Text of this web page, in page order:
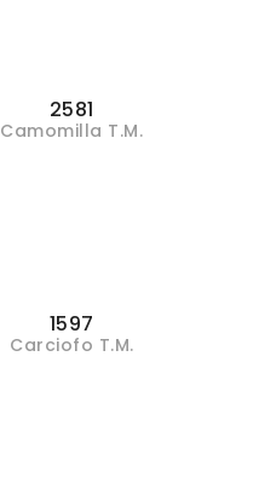
2581
Camomilla T.M.
1597
Carciofo T.M.